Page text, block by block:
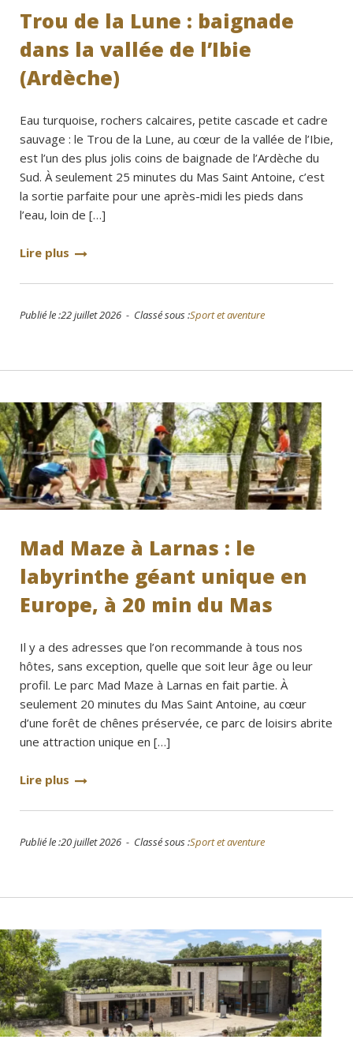
Trou de la Lune : baignade
dans la vallée de l’Ibie
(Ardèche)
Eau turquoise, rochers calcaires, petite cascade et cadre
sauvage : le Trou de la Lune, au cœur de la vallée de l’Ibie,
est l’un des plus jolis coins de baignade de l’Ardèche du
Sud. À seulement 25 minutes du Mas Saint Antoine, c’est
la sortie parfaite pour une après-midi les pieds dans
l’eau, loin de […]
Lire plus
Publié le :22 juillet 2026 - Classé sous :Sport et aventure
Mad Maze à Larnas : le
labyrinthe géant unique en
Europe, à 20 min du Mas
Il y a des adresses que l’on recommande à tous nos
hôtes, sans exception, quelle que soit leur âge ou leur
profil. Le parc Mad Maze à Larnas en fait partie. À
seulement 20 minutes du Mas Saint Antoine, au cœur
d’une forêt de chênes préservée, ce parc de loisirs abrite
une attraction unique en […]
Lire plus
Publié le :20 juillet 2026 - Classé sous :Sport et aventure